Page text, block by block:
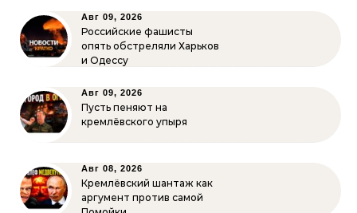
Авг 09, 2026
Российские фашисты
опять обстреляли Харьков
и Одессу
Авг 09, 2026
Пусть пеняют на
кремлёвского упыря
Авг 08, 2026
Кремлёвский шантаж как
аргумент против самой